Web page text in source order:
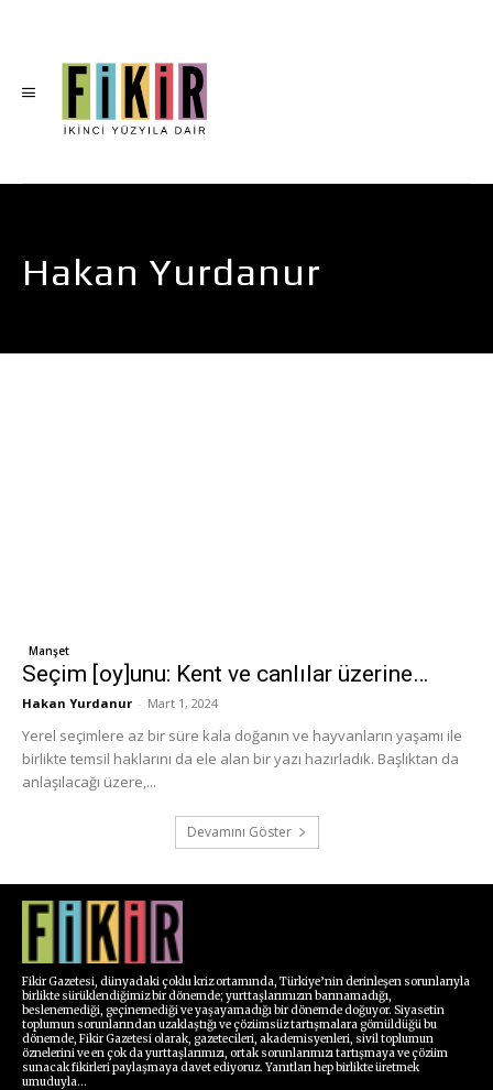
Hakan Yurdanur
Manşet
Seçim [oy]unu: Kent ve canlılar üzerine…
Hakan Yurdanur - Mart 1, 2024
Yerel seçimlere az bir süre kala doğanın ve hayvanların yaşamı ile
birlikte temsil haklarını da ele alan bir yazı hazırladık. Başlıktan da
anlaşılacağı üzere,...
Devamını Göster
Fikir Gazetesi, dünyadaki çoklu kriz ortamında, Türkiye’nin derinleşen sorunlarıyla
birlikte sürüklendiğimiz bir dönemde; yurttaşlarımızın barınamadığı,
beslenemediği, geçinemediği ve yaşayamadığı bir dönemde doğuyor. Siyasetin
toplumun sorunlarından uzaklaştığı ve çözümsüz tartışmalara gömüldüğü bu
dönemde, Fikir Gazetesi olarak, gazetecileri, akademisyenleri, sivil toplumun
öznelerini ve en çok da yurttaşlarımızı, ortak sorunlarımızı tartışmaya ve çözüm
sunacak fikirleri paylaşmaya davet ediyoruz. Yanıtları hep birlikte üretmek
umuduyla...